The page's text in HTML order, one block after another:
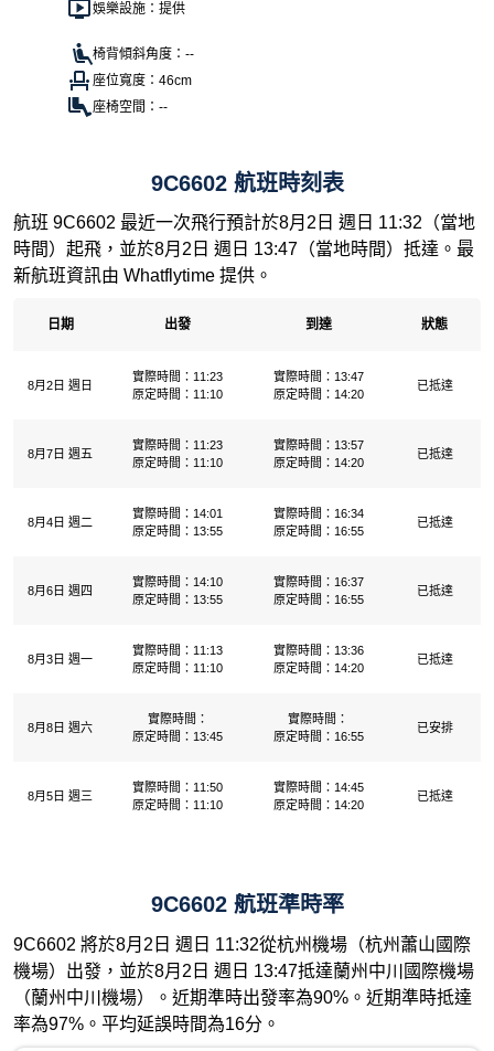
娛樂設施：提供
椅背傾斜角度：--
座位寬度：46cm
座椅空間：--
9C6602 航班時刻表
航班 9C6602 最近一次飛行預計於8月2日 週日 11:32（當地
時間）起飛，並於8月2日 週日 13:47（當地時間）抵達。最
新航班資訊由 Whatflytime 提供。
日期 出發 到達 狀態
8月2日 週日
實際時間：11:23
原定時間：11:10
實際時間：13:47
原定時間：14:20
已抵達
8月7日 週五
實際時間：11:23
原定時間：11:10
實際時間：13:57
原定時間：14:20
已抵達
8月4日 週二
實際時間：14:01
原定時間：13:55
實際時間：16:34
原定時間：16:55
已抵達
8月6日 週四
實際時間：14:10
原定時間：13:55
實際時間：16:37
原定時間：16:55
已抵達
8月3日 週一
實際時間：11:13
原定時間：11:10
實際時間：13:36
原定時間：14:20
已抵達
8月8日 週六
實際時間：
原定時間：13:45
實際時間：
原定時間：16:55
已安排
8月5日 週三
實際時間：11:50
原定時間：11:10
實際時間：14:45
原定時間：14:20
已抵達
9C6602 航班準時率
9C6602 將於8月2日 週日 11:32從杭州機場（杭州蕭山國際
機場）出發，並於8月2日 週日 13:47抵達蘭州中川國際機場
（蘭州中川機場）。近期準時出發率為90%。近期準時抵達
率為97%。平均延誤時間為16分。